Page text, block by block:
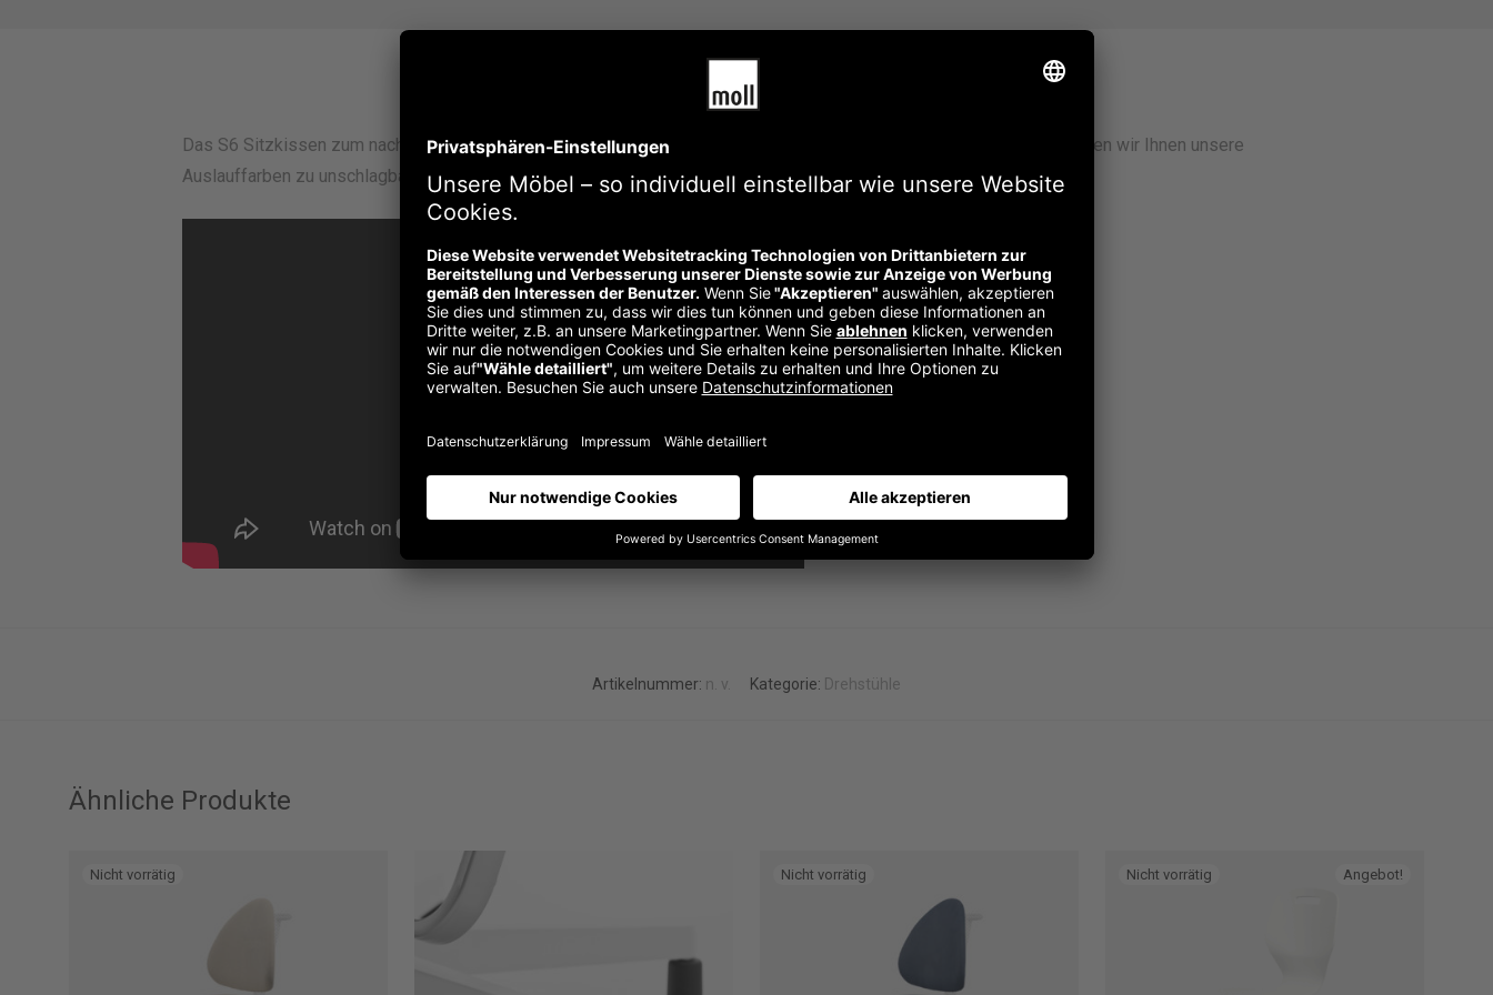
Zusätzliche Informationen
Das S6 Sitzkissen zum nachbestellen. Kinderleicht können Sie die Kissen jederzeit entfernen und wechseln. Hier bieten wir Ihnen unsere
Auslauffarben zu unschlagbaren Preisen an. Nur solange der Vorrat reicht!
Artikelnummer: n. v. Kategorie: Drehstühle
Ähnliche Produkte
Angebot!